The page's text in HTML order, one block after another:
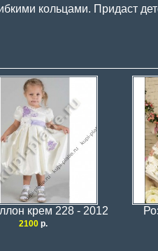
кольцами. Придаст
крем 228 - 2012
2100 р.